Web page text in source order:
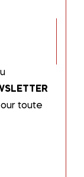
toute